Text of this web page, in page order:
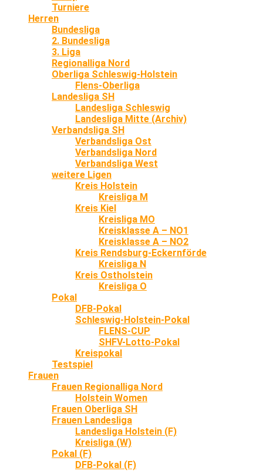
Turniere
Herren
Bundesliga
2. Bundesliga
3. Liga
Regionalliga Nord
Oberliga Schleswig-Holstein
Flens-Oberliga
Landesliga SH
Landesliga Schleswig
Landesliga Mitte (Archiv)
Verbandsliga SH
Verbandsliga Ost
Verbandsliga Nord
Verbandsliga West
weitere Ligen
Kreis Holstein
Kreisliga M
Kreis Kiel
Kreisliga MO
Kreisklasse A – NO1
Kreisklasse A – NO2
Kreis Rendsburg-Eckernförde
Kreisliga N
Kreis Ostholstein
Kreisliga O
Pokal
DFB-Pokal
Schleswig-Holstein-Pokal
FLENS-CUP
SHFV-Lotto-Pokal
Kreispokal
Testspiel
Frauen
Frauen Regionalliga Nord
Holstein Women
Frauen Oberliga SH
Frauen Landesliga
Landesliga Holstein (F)
Kreisliga (W)
Pokal (F)
DFB-Pokal (F)